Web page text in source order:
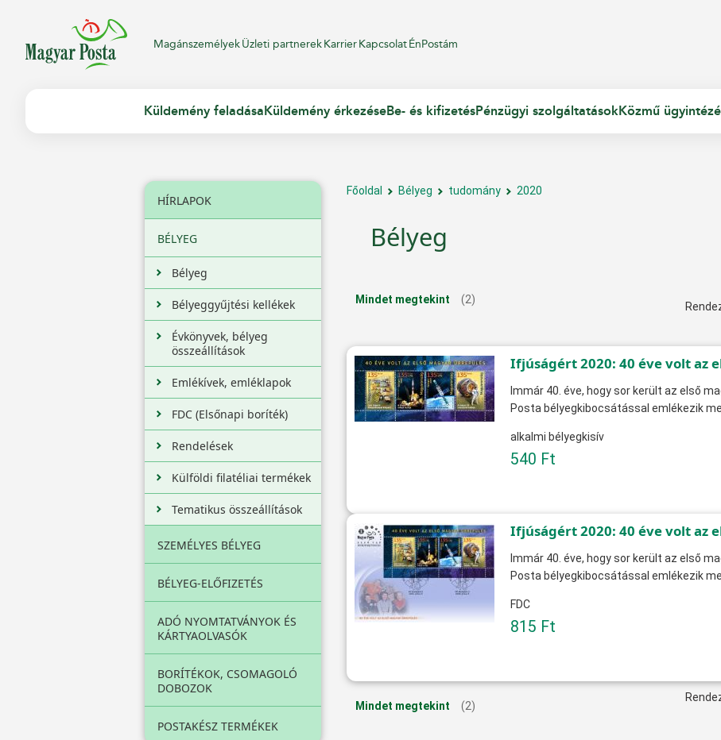
MagánszemélyekÜzleti partnerekKarrierKapcsolatÉnPostám
Küldemény feladása Küldemény érkezéseBe- és kifizetésPénzügyi szolgáltatásokKözmű
HÍRLAPOK
BÉLYEG
Bélyeg
Bélyeggyűjtési kellékek
Évkönyvek, bélyeg
összeállítások
Emlékívek, emléklapok
FDC (Elsőnapi boríték)
Rendelések
Külföldi filatéliai termékek
Tematikus összeállítások
SZEMÉLYES BÉLYEG
BÉLYEG-ELŐFIZETÉS
ADÓ NYOMTATVÁNYOK ÉS
KÁRTYAOLVASÓK
BORÍTÉKOK, CSOMAGOLÓ
DOBOZOK
POSTAKÉSZ TERMÉKEK
Főoldal Bélyeg tudomány 2020
Bélyeg
Mindet megtekint (2)
Ifjúságért 2020: 40 éve volt az
Immár 40. éve, hogy sor került az első
Posta bélyegkibocsátással emlékezik
alkalmi bélyegkisív
540 Ft
Ifjúságért 2020: 40 éve volt az
Immár 40. éve, hogy sor került az első
Posta bélyegkibocsátással emlékezik
FDC
815 Ft
Mindet megtekint (2)